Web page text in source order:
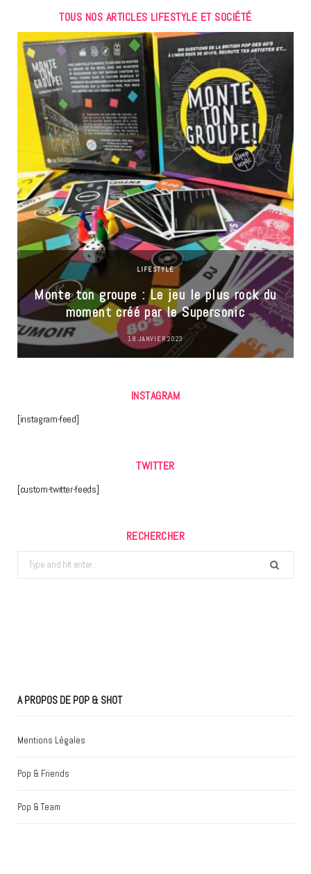
TOUS NOS ARTICLES LIFESTYLE ET SOCIÉTÉ
LIFESTYLE
Monte ton groupe : Le jeu le plus rock du
moment créé par le Supersonic
18 JANVIER 2023
INSTAGRAM
[instagram-feed]
TWITTER
[custom-twitter-feeds]
RECHERCHER
Search
for:
A PROPOS DE POP & SHOT
Mentions Légales
Pop & Friends
Pop & Team